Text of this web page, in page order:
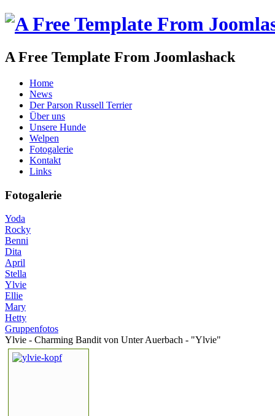
A Free Template From Joomlashack
Home
News
Der Parson Russell Terrier
Über uns
Unsere Hunde
Welpen
Fotogalerie
Kontakt
Links
Fotogalerie
Yoda
Rocky
Benni
Dita
April
Stella
Ylvie
Ellie
Mary
Hetty
Gruppenfotos
Ylvie - Charming Bandit von Unter Auerbach - "Ylvie"